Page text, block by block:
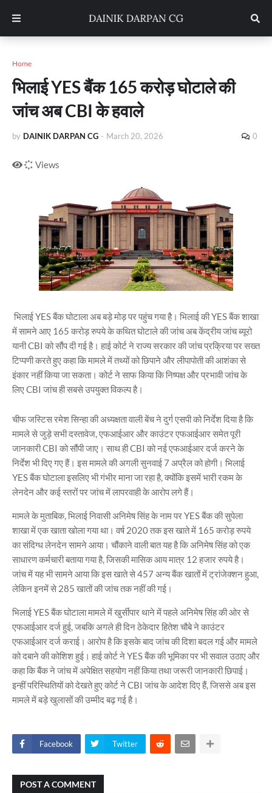
Home
भिलाई YES बैंक 165 करोड़ घोटाले की
जांच अब CBI के हवाले
by DAINIK DARPAN CG - March 20, 2026 0
Views
भिलाई YES बैंक घोटाला अब बड़े मोड़ पर पहुंच गया है। भिलाई की YES बैंक शाखा
में सामने आए 165 करोड़ रुपये के कथित घोटाले की जांच अब केंद्रीय जांच ब्यूरो
यानी CBI को सौंप दी गई है। हाई कोर्ट ने राज्य सरकार की जांच प्रक्रिया पर सख्त
टिप्पणी करते हुए कहा कि मामले में तथ्यों को छिपाने और लीपापोती की आशंका से
इंकार नहीं किया जा सकता। कोर्ट ने साफ किया कि निष्पक्ष और प्रभावी जांच के
लिए CBI जांच ही सबसे उपयुक्त विकल्प है।
चीफ जस्टिस रमेश सिन्हा की अध्यक्षता वाली बेंच ने दुर्ग एसपी को निर्देश दिया है कि
मामले से जुड़े सभी दस्तावेज, एफआईआर और काउंटर एफआईआर समेत पूरी
जानकारी CBI को सौंपी जाए। साथ ही CBI को नई एफआईआर दर्ज करने के
निर्देश भी दिए गए हैं। इस मामले की अगली सुनवाई 7 अप्रैल को होगी। भिलाई
YES बैंक घोटाला इसलिए भी गंभीर माना जा रहा है, क्योंकि इसमें भारी रकम के
लेनदेन और कई स्तरों पर जांच में लापरवाही के आरोप लगे हैं।
मामले के मुताबिक, भिलाई निवासी अनिमेष सिंह के नाम पर YES बैंक की सुपेला
शाखा में एक खाता खोला गया था। वर्ष 2020 तक इस खाते में 165 करोड़ रुपये
का संदिग्ध लेनदेन सामने आया। चौंकाने वाली बात यह है कि अनिमेष सिंह को एक
साधारण कर्मचारी बताया गया है, जिसकी मासिक आय मात्र 12 हजार रुपये है।
जांच में यह भी सामने आया कि इस खाते से 457 अन्य बैंक खातों में ट्रांजेक्शन हुआ,
लेकिन इनमें से 285 खातों की जांच तक नहीं की गई।
भिलाई YES बैंक घोटाला मामले में खुर्सीपार थाने में पहले अनिमेष सिंह की ओर से
एफआईआर दर्ज हुई, जबकि अगले ही दिन ठेकेदार हितेश चौबे ने काउंटर
एफआईआर दर्ज कराई। आरोप है कि इसके बाद जांच की दिशा बदल गई और मामले
को दबाने की कोशिश हुई। हाई कोर्ट ने YES बैंक की भूमिका पर भी सवाल उठाए और
कहा कि बैंक ने जांच में अपेक्षित सहयोग नहीं किया तथा जरूरी जानकारी छिपाई।
इन्हीं परिस्थितियों को देखते हुए कोर्ट ने CBI जांच के आदेश दिए हैं, जिससे अब इस
मामले में बड़े खुलासों की उम्मीद बढ़ गई है।
Facebook Twitter
POST A COMMENT